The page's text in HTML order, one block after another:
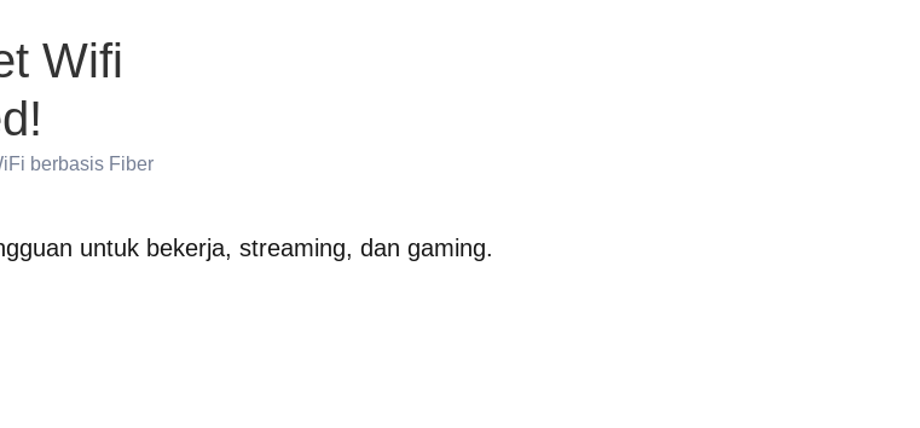
Wifi
berbasis Fiber
untuk bekerja, streaming, dan gaming.